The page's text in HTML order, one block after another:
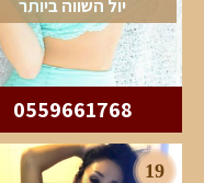
יול השווה ביותר
0559661768
19